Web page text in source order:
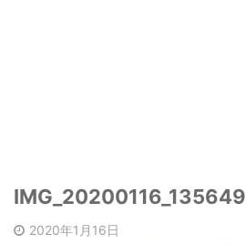
IMG_20200116_135649
2020年1月16日